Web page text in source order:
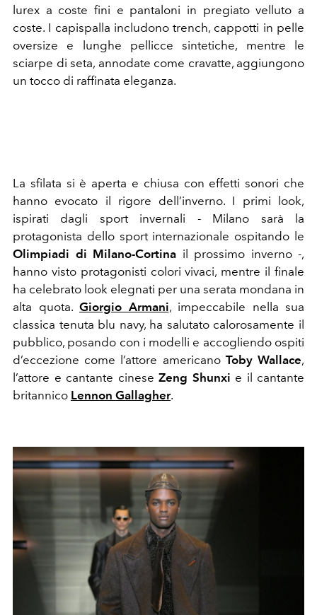
lurex a coste fini e pantaloni in pregiato velluto a
coste. I capispalla includono trench, cappotti in pelle
oversize e lunghe pellicce sintetiche, mentre le
sciarpe di seta, annodate come cravatte, aggiungono
un tocco di raffinata eleganza.
La sfilata si è aperta e chiusa con effetti sonori che
hanno evocato il rigore dell’inverno. I primi look,
ispirati dagli sport invernali - Milano sarà la
protagonista dello sport internazionale ospitando le
Olimpiadi di Milano-Cortina il prossimo inverno -,
hanno visto protagonisti colori vivaci, mentre il finale
ha celebrato look elegnati per una serata mondana in
alta quota. Giorgio Armani, impeccabile nella sua
classica tenuta blu navy, ha salutato calorosamente il
pubblico, posando con i modelli e accogliendo ospiti
d’eccezione come l’attore americano Toby Wallace,
l’attore e cantante cinese Zeng Shunxi e il cantante
britannico Lennon Gallagher.